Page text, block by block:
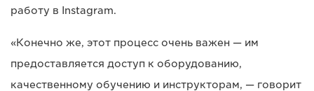
работу в Instagram.
«Конечно же, этот процесс очень важен — им
предоставляется доступ к оборудованию,
качественному обучению и инструкторам, — говорит